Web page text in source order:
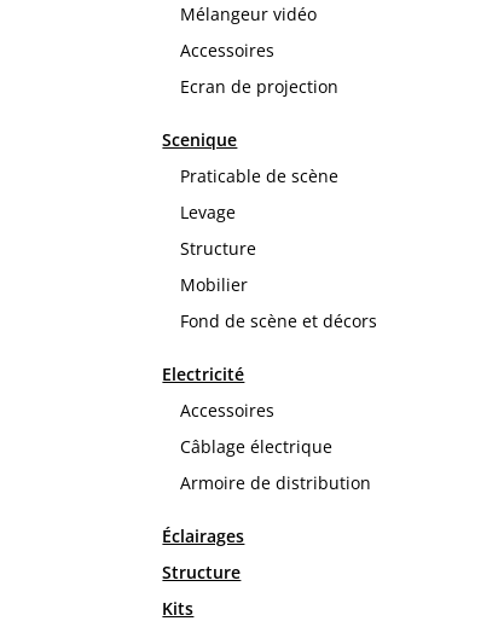
Mélangeur vidéo
Accessoires
Ecran de projection
Scenique
Praticable de scène
Levage
Structure
Mobilier
Fond de scène et décors
Electricité
Accessoires
Câblage électrique
Armoire de distribution
Éclairages
Structure
Kits